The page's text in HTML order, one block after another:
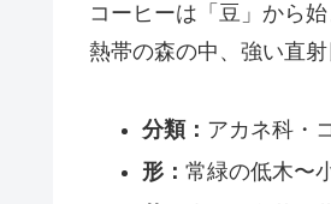
コーヒーは「豆」から
熱帯の森の中、強い直
分類： アカネ科・
形： 常緑の低木〜